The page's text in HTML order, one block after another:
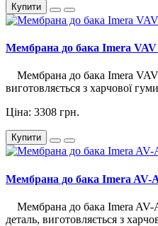
Купити
Мембрана до бака Imera VAV
Мембрана до бака Imera VAV
виготовляється з харчової
Ціна: 3308 грн.
Купити
Мембрана до бака Imera AV-
Мембрана до бака Imera AV-
деталь, виготовляється з